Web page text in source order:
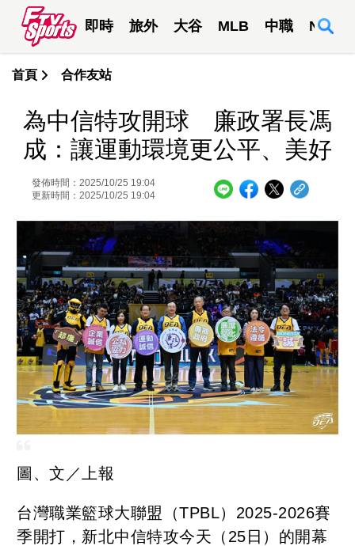
即時 旅外 大谷 MLB 中職 NBA
首頁 合作友站
為中信特攻開球 廉政署長馮
成：讓運動環境更公平、美好
發佈時間：2025/10/25 19:04
更新時間：2025/10/25 19:04
圖、文／上報
台灣職業籃球大聯盟（TPBL）2025-2026賽
季開打，新北中信特攻今天（25日）的開幕